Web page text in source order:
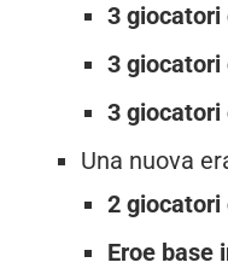
3 giocatori
3 giocatori
3 giocatori
Una nuova
2 giocatori
Eroe base